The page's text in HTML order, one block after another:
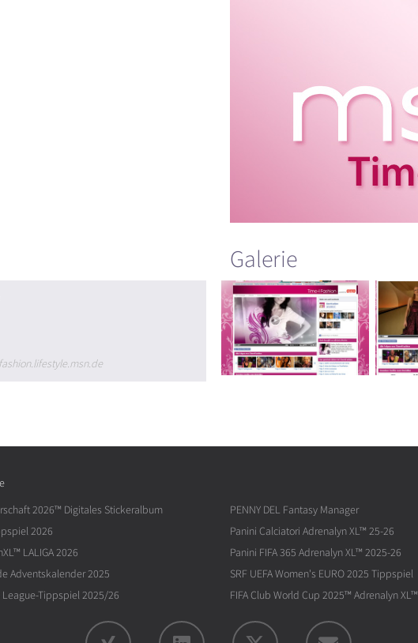
Galerie
2026™ Digitales Stickeralbum
2026
LALIGA 2026
Adventskalender 2025
League-Tippspiel 2025/26
PENNY DEL Fantasy Manager
Panini Calciatori Adrenalyn XL™ 25-26
Panini FIFA 365 Adrenalyn XL™ 2025-26
SRF UEFA Women's EURO 2025 Tippspiel
FIFA Club World Cup 2025™ Adrenalyn XL™